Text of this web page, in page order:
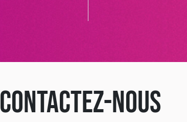
Contactez-nous